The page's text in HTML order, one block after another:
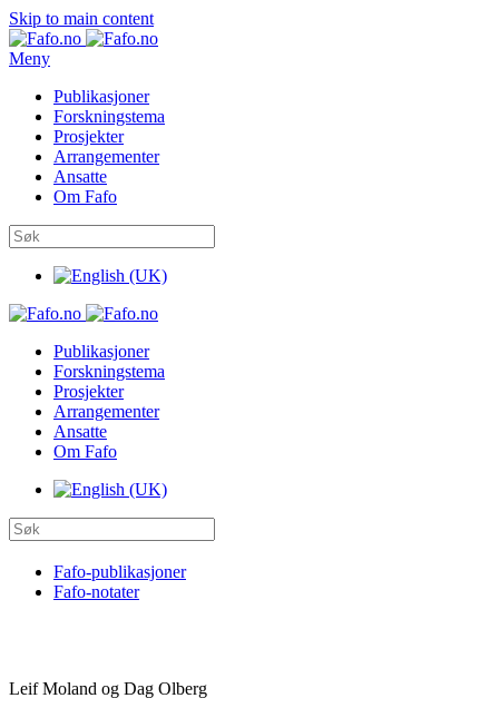
Skip to main content
Meny
Publikasjoner
Forskningstema
Prosjekter
Arrangementer
Ansatte
Om Fafo
Publikasjoner
Forskningstema
Prosjekter
Arrangementer
Ansatte
Om Fafo
Fafo-publikasjoner
Fafo-notater
Leif Moland og Dag Olberg